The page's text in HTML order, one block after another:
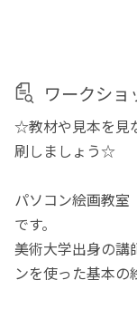
ワークショ
☆教材や見本を見
刷しましょう☆
パソコン絵画教室
です。
美術大学出身の講
ンを使った基本の